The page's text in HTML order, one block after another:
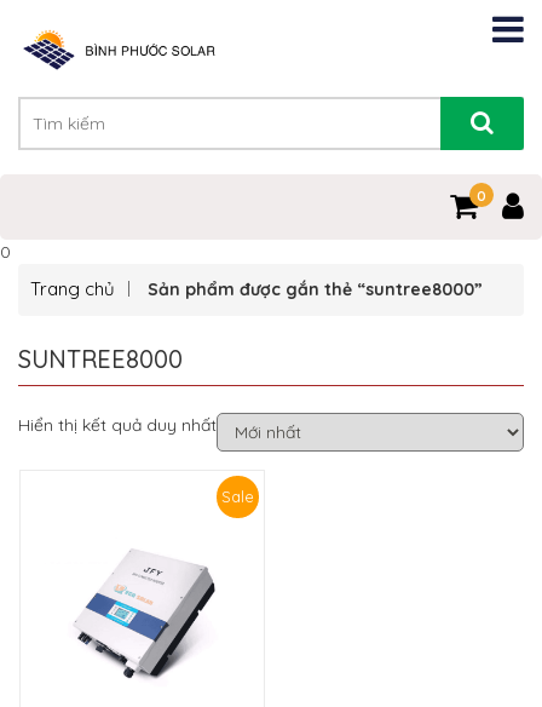
0
0
Trang chủ Sản phẩm được gắn thẻ “suntree8000”
SUNTREE8000
Hiển thị kết quả duy nhất
Sale